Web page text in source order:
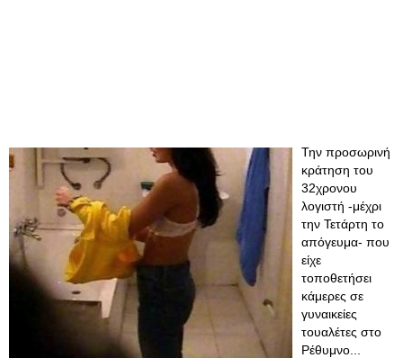
Την προσωρινή
κράτηση του
32χρονου
λογιστή -μέχρι
την Τετάρτη το
απόγευμα- που
είχε
τοποθετήσει
κάμερες σε
γυναικείες
τουαλέτες στο
Ρέθυμνο...